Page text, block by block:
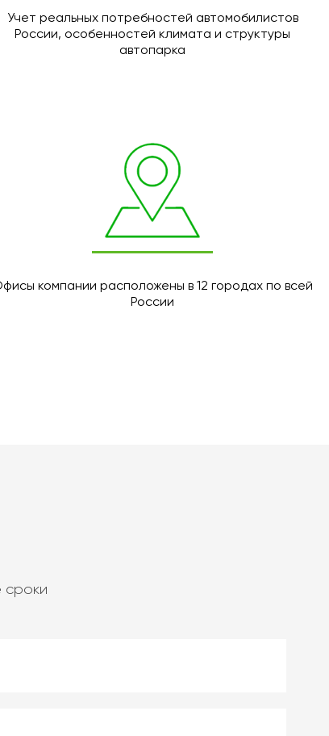
Учет реальных потребностей автомобилистов
России, особенностей климата и структуры
автопарка
компании расположены в 12 городах по всей
России
сроки